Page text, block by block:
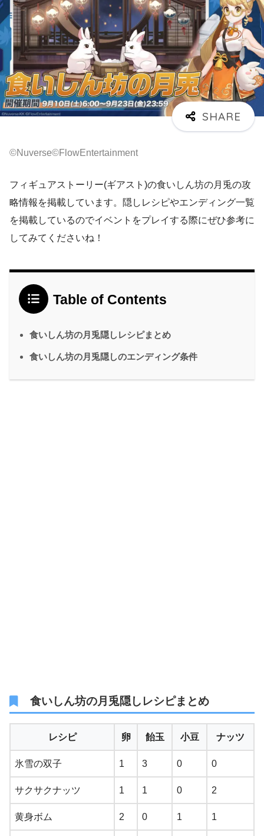
©Nuverse©FlowEntertainment
フィギュアストーリー(ギアスト)の食いしん坊の月兎の攻
略情報を掲載しています。隠しレシピやエンディング一覧
を掲載しているのでイベントをプレイする際にぜひ参考に
してみてくださいね！
Table of Contents
食いしん坊の月兎隠しレシピまとめ
食いしん坊の月兎隠しのエンディング条件
食いしん坊の月兎隠しレシピまとめ
レシピ 卵 飴玉 小豆 ナッツ
氷雪の双子 1 3 0 0
サクサクナッツ 1 1 0 2
黄身ボム 2 0 1 1